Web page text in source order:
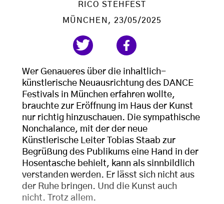
RICO STEHFEST
MÜNCHEN , 23/05/2025
Wer Genaueres über die inhaltlich-
künstlerische Neuausrichtung des DANCE
Festivals in München erfahren wollte,
brauchte zur Eröffnung im Haus der Kunst
nur richtig hinzuschauen. Die sympathische
Nonchalance, mit der der neue
Künstlerische Leiter Tobias Staab zur
Begrüßung des Publikums eine Hand in der
Hosentasche behielt, kann als sinnbildlich
verstanden werden. Er lässt sich nicht aus
der Ruhe bringen. Und die Kunst auch
nicht. Trotz allem.